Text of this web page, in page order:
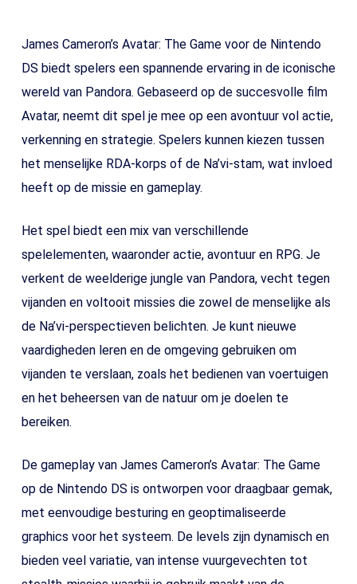
James Cameron’s Avatar: The Game voor de Nintendo
DS biedt spelers een spannende ervaring in de iconische
wereld van Pandora. Gebaseerd op de succesvolle film
Avatar, neemt dit spel je mee op een avontuur vol actie,
verkenning en strategie. Spelers kunnen kiezen tussen
het menselijke RDA-korps of de Na’vi-stam, wat invloed
heeft op de missie en gameplay.
Het spel biedt een mix van verschillende
spelelementen, waaronder actie, avontuur en RPG. Je
verkent de weelderige jungle van Pandora, vecht tegen
vijanden en voltooit missies die zowel de menselijke als
de Na’vi-perspectieven belichten. Je kunt nieuwe
vaardigheden leren en de omgeving gebruiken om
vijanden te verslaan, zoals het bedienen van voertuigen
en het beheersen van de natuur om je doelen te
bereiken.
De gameplay van James Cameron’s Avatar: The Game
op de Nintendo DS is ontworpen voor draagbaar gemak,
met eenvoudige besturing en geoptimaliseerde
graphics voor het systeem. De levels zijn dynamisch en
bieden veel variatie, van intense vuurgevechten tot